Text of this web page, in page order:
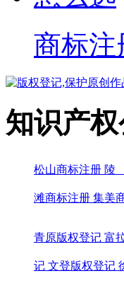
商标注
知识产权
松山商标注册 陵
滩商标注册 集美
青原版权登记 富
记 文登版权登记